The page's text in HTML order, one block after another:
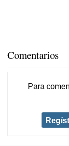
Comentarios
Para